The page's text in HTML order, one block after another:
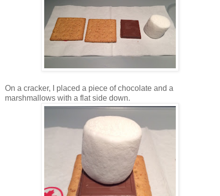
On a cracker, I placed a piece of chocolate and a
marshmallows with a flat side down.